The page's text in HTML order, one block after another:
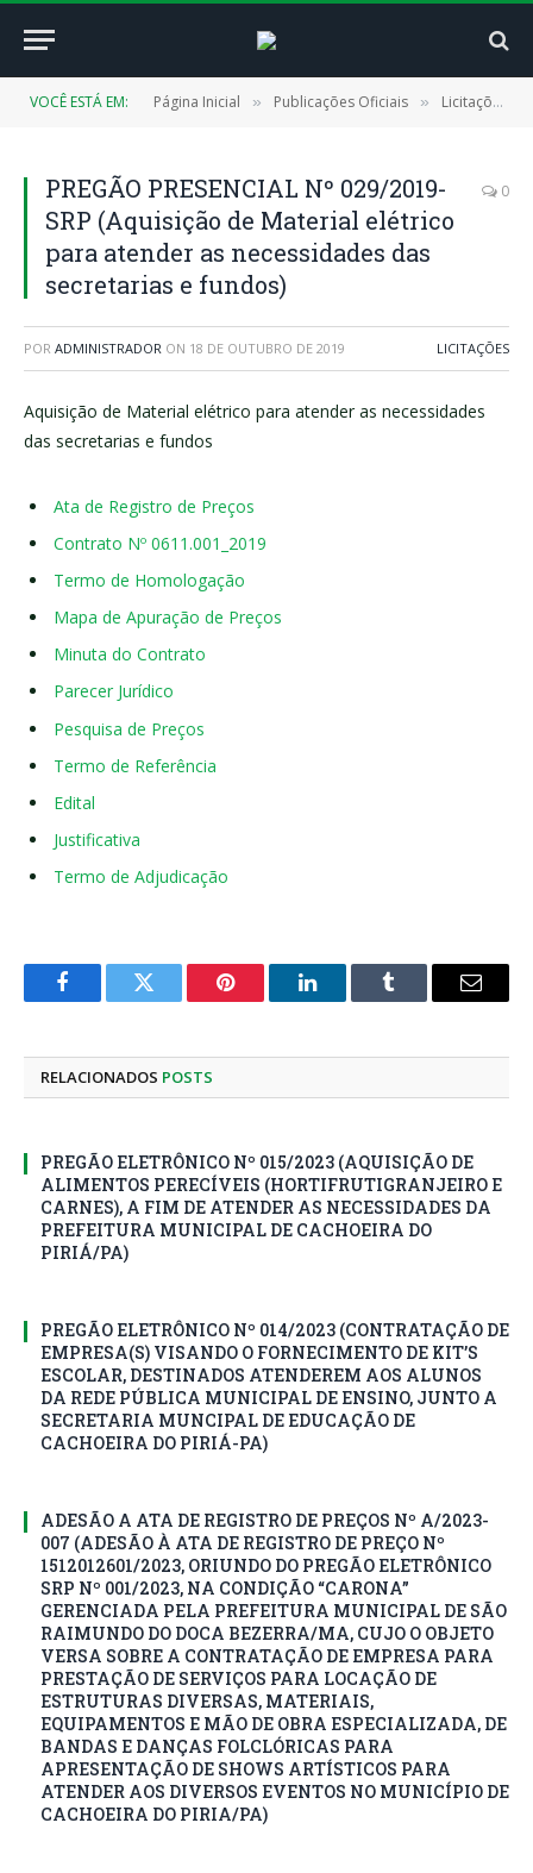
VOCÊ ESTÁ EM: Página Inicial » Publicações Oficiais » Licitações
PREGÃO PRESENCIAL Nº 029/2019-
SRP (Aquisição de Material elétrico
para atender as necessidades das
secretarias e fundos)
0
POR ADMINISTRADOR ON 18 DE OUTUBRO DE 2019 LICITAÇÕES
Aquisição de Material elétrico para atender as necessidades
das secretarias e fundos
Ata de Registro de Preços
Contrato Nº 0611.001_2019
Termo de Homologação
Mapa de Apuração de Preços
Minuta do Contrato
Parecer Jurídico
Pesquisa de Preços
Termo de Referência
Edital
Justificativa
Termo de Adjudicação
FacebookTwitter Pinterest LinkedInTumblr
E-
RELACIONADOS POSTS
PREGÃO ELETRÔNICO Nº 015/2023 (AQUISIÇÃO DE
ALIMENTOS PERECÍVEIS (HORTIFRUTIGRANJEIRO E
CARNES), A FIM DE ATENDER AS NECESSIDADES DA
PREFEITURA MUNICIPAL DE CACHOEIRA DO
PIRIÁ/PA)
PREGÃO ELETRÔNICO Nº 014/2023 (CONTRATAÇÃO DE
EMPRESA(S) VISANDO O FORNECIMENTO DE KIT’S
ESCOLAR, DESTINADOS ATENDEREM AOS ALUNOS
DA REDE PÚBLICA MUNICIPAL DE ENSINO, JUNTO A
SECRETARIA MUNCIPAL DE EDUCAÇÃO DE
CACHOEIRA DO PIRIÁ-PA)
ADESÃO A ATA DE REGISTRO DE PREÇOS Nº A/2023-
007 (ADESÃO À ATA DE REGISTRO DE PREÇO Nº
1512012601/2023, ORIUNDO DO PREGÃO ELETRÔNICO
SRP Nº 001/2023, NA CONDIÇÃO “CARONA”
GERENCIADA PELA PREFEITURA MUNICIPAL DE SÃO
RAIMUNDO DO DOCA BEZERRA/MA, CUJO O OBJETO
VERSA SOBRE A CONTRATAÇÃO DE EMPRESA PARA
PRESTAÇÃO DE SERVIÇOS PARA LOCAÇÃO DE
ESTRUTURAS DIVERSAS, MATERIAIS,
EQUIPAMENTOS E MÃO DE OBRA ESPECIALIZADA, DE
BANDAS E DANÇAS FOLCLÓRICAS PARA
APRESENTAÇÃO DE SHOWS ARTÍSTICOS PARA
ATENDER AOS DIVERSOS EVENTOS NO MUNICÍPIO DE
CACHOEIRA DO PIRIA/PA)